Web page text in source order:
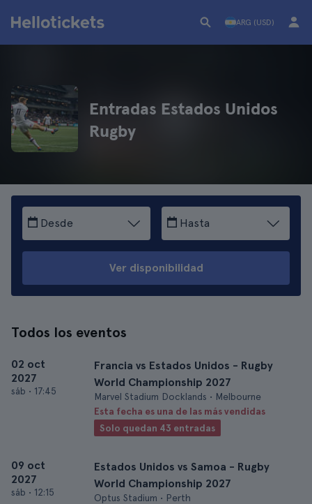
ARG (USD)
Entradas Estados Unidos
Rugby
Desde Hasta
Ver disponibilidad
Todos los eventos
02 oct
2027
sáb • 17:45
Francia vs Estados Unidos - Rugby
World Championship 2027
Marvel Stadium Docklands • Melbourne
Esta fecha es una de las más vendidas
Solo quedan 43 entradas
09 oct
2027
sáb • 12:15
Estados Unidos vs Samoa - Rugby
World Championship 2027
Optus Stadium • Perth